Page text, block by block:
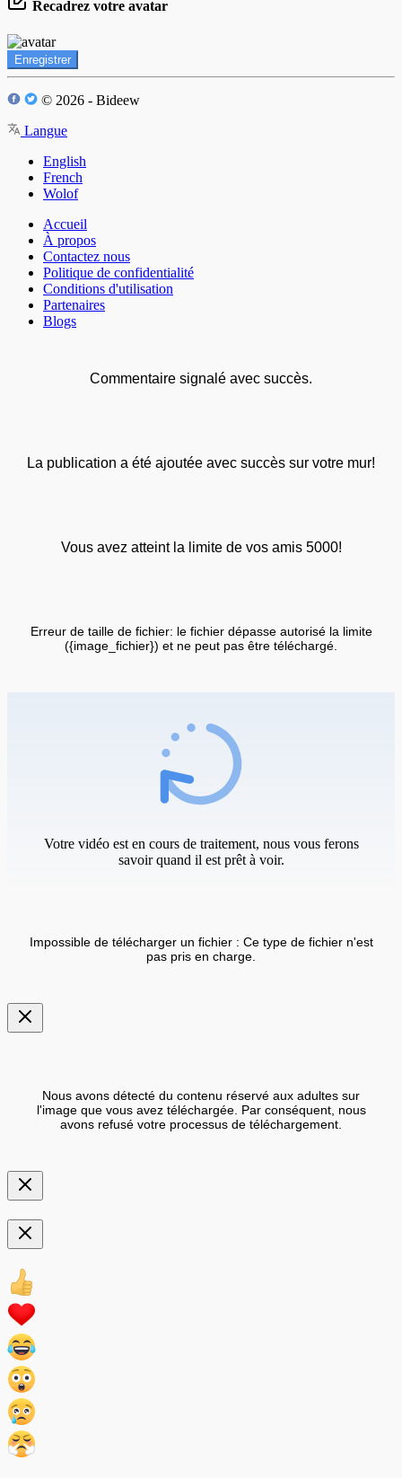
Recadrez votre avatar
Enregistrer
© 2026 - Bideew
Langue
English
French
Wolof
Accueil
À propos
Contactez nous
Politique de confidentialité
Conditions d'utilisation
Partenaires
Blogs
Commentaire signalé avec succès.
La publication a été ajoutée avec succès sur votre mur!
Vous avez atteint la limite de vos amis 5000!
Erreur de taille de fichier: le fichier dépasse autorisé la limite
({image_fichier}) et ne peut pas être téléchargé.
Votre vidéo est en cours de traitement, nous vous ferons
savoir quand il est prêt à voir.
Impossible de télécharger un fichier : Ce type de fichier n'est
pas pris en charge.
Nous avons détecté du contenu réservé aux adultes sur
l'image que vous avez téléchargée. Par conséquent, nous
avons refusé votre processus de téléchargement.